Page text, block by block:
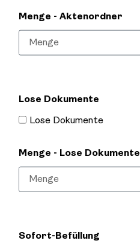
Menge - Aktenordner
Lose Dokumente
Lose Dokumente
Menge - Lose Dokumente
Sofort-Befüllung